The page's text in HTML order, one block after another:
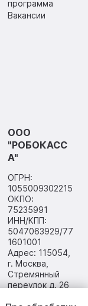
программа
Вакансии
ООО
"РОБОКАСС
А"
ОГРН:
1055009302215
ОКПО:
75235991
ИНН/КПП:
5047063929/77
1601001
Адрес: 115054,
г. Москва,
Стремянный
переулок д. 26